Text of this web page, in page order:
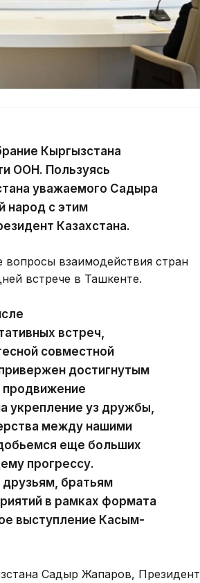
Кыргызстана
ООН. Пользуясь
уважаемого Садыра
народ с этим
Казахстана.
вопросы взаимодействия стран
встрече в Ташкенте.
встреч,
совместной
достигнутым
продвижение
укрепление уз дружбы,
между нашими
еще больших
прогрессу.
братьям
в рамках формата
выступление Касым-
Садыр Жапаров, Президент